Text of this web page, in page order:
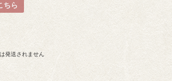
ちら
発送されません